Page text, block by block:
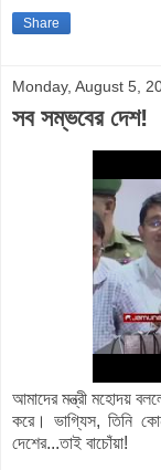
Share
Monday, August 5,
সব সম্ভবের দেশ!
আমাদের মন্ত্রী মহোদয়
করে। ভাগ্যিস, তিনি
দেশের...তাই বাচোঁয়া!